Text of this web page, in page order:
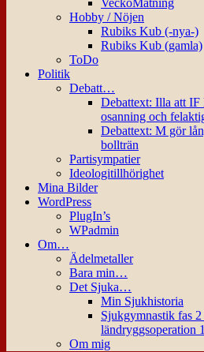
VeckoMätning
Hobby / Nöjen
Rubiks Kub (-nya-)
Rubiks Kub (gamla)
ToDo
Politik
Debatt…
Debattext: Illa att IF
osanning och
Debattext: M gör
bollträn
Partisympatier
Ideologitillhörighet
Mina Bilder
WordPress
PlugIn’s
WPadmin
Om…
Ädelmetaller
Bara min…
Det Sjuka…
Min Sjukhistoria
Sjukgymnastik fas
ländryggsoperation
Om mig